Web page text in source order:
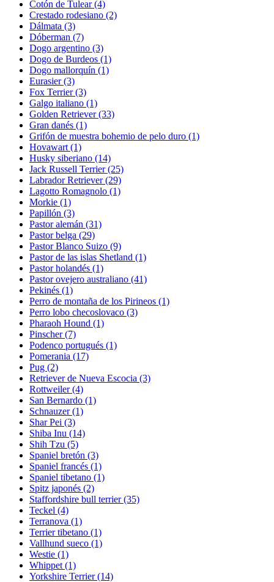
Cotón de Tulear(4)
Crestado rodesiano (2)
Dálmata (3)
Dóberman (7)
Dogo argentino (3)
Dogo de Burdeos (1)
Dogo mallorquín (1)
Eurasier(3)
Fox Terrier(3)
Galgo italiano (1)
Golden Retriever(33)
Gran danés (1)
Grifón de muestra bohemio de pelo duro (1)
Hovawart (1)
Husky siberiano (14)
Jack Russell Terrier(25)
Labrador Retriever(29)
Lagotto Romagnolo (1)
Morkie (1)
Papillón (3)
Pastor alemán (31)
Pastor belga (29)
Pastor Blanco Suizo (9)
Pastor de las islas Shetland (1)
Pastor holandés (1)
Pastor ovejero australiano (41)
Pekinés (1)
Perro de montaña de los Pirineos (1)
Perro lobo checoslovaco (3)
Pharaoh Hound (1)
Pinscher(7)
Podenco portugués (1)
Pomerania (17)
Pug (2)
Retriever de Nueva Escocia (3)
Rottweiler(4)
San Bernardo (1)
Schnauzer(1)
Shar Pei (3)
Shiba Inu (14)
Shih Tzu (5)
Spaniel bretón (3)
Spaniel francés (1)
Spaniel tibetano (1)
Spitz japonés (2)
Staffordshire bull terrier(35)
Teckel (4)
Terranova (1)
Terrier tibetano (1)
Vallhund sueco (1)
Westie (1)
Whippet (1)
Yorkshire Terrier(14)